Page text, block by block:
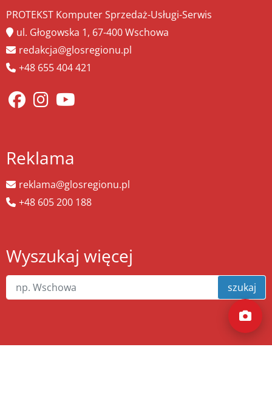
PROTEKST Komputer Sprzedaż-Usługi-Serwis
ul. Głogowska 1, 67-400 Wschowa
redakcja@glosregionu.pl
+48 655 404 421
Reklama
reklama@glosregionu.pl
+48 605 200 188
Wyszukaj więcej
szukaj